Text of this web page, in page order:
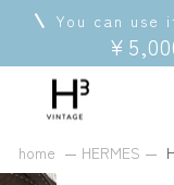
You can use
home HERMES